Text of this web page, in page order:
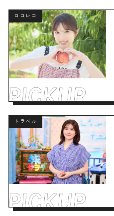
ロコレコ
トラベル